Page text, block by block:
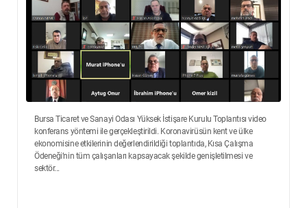
Bursa Ticaret ve Sanayi Odası Yüksek İstişare Kurulu Toplantısı video
konferans yöntemi ile gerçekleştirildi. Koronavirüsün kent ve ülke
ekonomisine etkilerinin değerlendirildiği toplantıda, Kısa Çalışma
Ödeneği’nin tüm çalışanları kapsayacak şekilde genişletilmesi ve
sektör...